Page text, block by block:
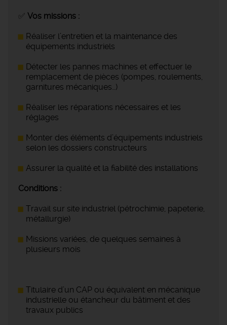
✅ Vos missions :
Réaliser l’entretien et la maintenance des
équipements industriels
Détecter les pannes machines et effectuer le
remplacement de pièces (pompes, roulements,
garnitures mécaniques…)
Réaliser les réparations nécessaires et les
réglages
Monter des éléments d’équipements industriels
selon les dossiers constructeurs
Assurer la qualité et la fiabilité des installations
Conditions :
Travail sur site industriel (pétrochimie, papeterie,
métallurgie)
Missions variées, de quelques semaines à
plusieurs mois
Titulaire d’un CAP ou équivalent en mécanique
industrielle ou étancheur du bâtiment et des
travaux publics